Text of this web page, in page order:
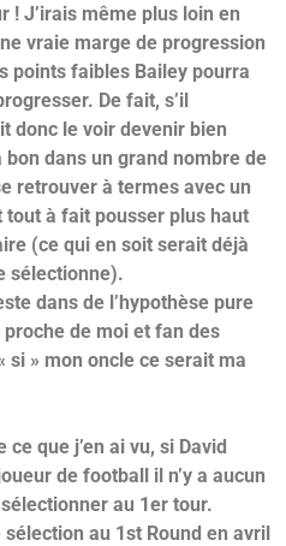
! J’irais même plus loin en
vraie marge de progression
points faibles Bailey pourra
De fait, s’il
donc le voir devenir bien
dans un grand nombre de
retrouver à termes avec un
à fait pousser plus haut
(ce qui en soit serait déjà
sélectionne).
dans de l’hypothèse pure
de moi et fan des
si » mon oncle ce serait ma
que j’en ai vu, si David
de football il n’y a aucun
au 1er tour.
au 1st Round en avril